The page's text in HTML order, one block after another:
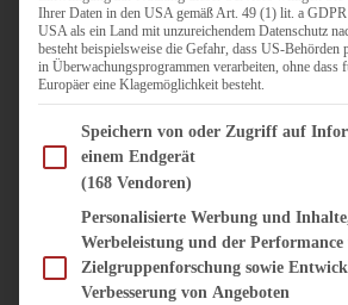
PASTA &
PIZZA,
REIS &
SALATE &
SÜSS &
Ihrer Daten in den USA gemäß Art. 49 (1) lit. a
USA als ein Land mit unzureichendem Datenschutz
besteht beispielsweise die Gefahr, dass US-Behörden
in Überwachungsprogrammen verarbeiten, ohne dass
Europäer eine Klagemöglichkeit besteht.
Im Folgenden finden Sie eine Liste der Zwecke des
Speichern von oder Zugriff auf
einem Endgerät
(168 Vendoren)
Personalisierte Werbung und
Werbeleistung und der
Zielgruppenforschung sowie
Verbesserung von Angeboten